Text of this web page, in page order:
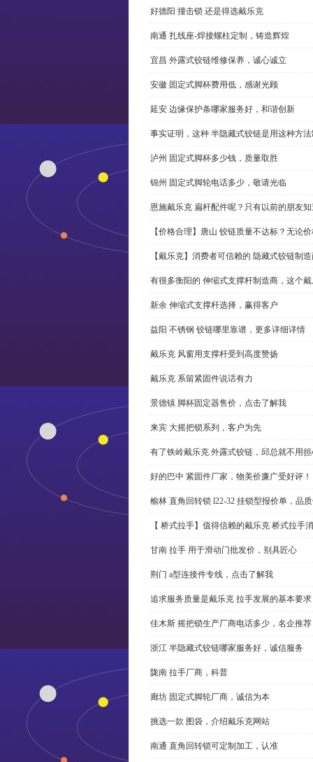
好德阳 撞击锁 还是得选戴乐克
南通 扎线座-焊接螺柱定制，铸造辉煌
宜昌 外露式铰链维修保养，诚心诚立
安徽 固定式脚杯费用低，感谢光顾
延安 边缘保护条哪家服务好，和谐创新
事实证明，这种 半隐藏式铰链是用这种方
泸州 固定式脚杯多少钱，质量取胜
锦州 固定式脚轮电话多少，敬请光临
恩施戴乐克 扁杆配件呢？只有以前的朋友
【价格合理】唐山 铰链质量不达标？无论
【戴乐克】消费者可信赖的 隐藏式铰链制
有很多衡阳的 伸缩式支撑杆制造商，这个
新余 伸缩式支撑杆选择，赢得客户
益阳 不锈钢 铰链哪里靠谱，更多详细详情
戴乐克 风窗用支撑杆受到高度赞扬
戴乐克 系留紧固件说话有力
景德镇 脚杯固定器售价，点击了解我
来宾 大摇把锁系列，客户为先
有了铁岭戴乐克 外露式铰链，邱总就不用
好的巴中 紧固件厂家，物美价廉广受好评！
榆林 直角回转锁 l22-32 挂锁型报价单，品
【 桥式拉手】值得信赖的戴乐克 桥式拉手
甘南 拉手 用于滑动门批发价，别具匠心
荆门 a型连接件专线，点击了解我
追求服务质量是戴乐克 拉手发展的基本要求
佳木斯 摇把锁生产厂商电话多少，名企推荐
浙江 半隐藏式铰链哪家服务好，诚信服务
陇南 拉手厂商，科普
廊坊 固定式脚轮厂商，诚信为本
挑选一款 图袋，介绍戴乐克网站
南通 直角回转锁可定制加工，认准